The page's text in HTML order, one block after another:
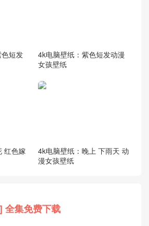
短发
4k电脑壁纸：紫色短发动漫
女孩壁纸
红色嫁
4k电脑壁纸：晚上 下雨天 动
漫女孩壁纸
全集免费下载